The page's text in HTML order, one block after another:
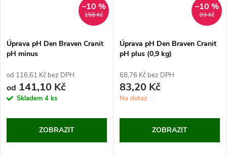
158 Kč
–10 %
Úprava pH Den Braven Cranit
pH minus
od 116,61 Kč bez DPH
od 141,10 Kč
Skladem 4 ks
ZOBRAZIT
93 Kč
–10 %
Úprava pH Den Braven Cranit
pH plus (0,9 kg)
68,76 Kč bez DPH
83,20 Kč
Na dotaz
ZOBRAZIT